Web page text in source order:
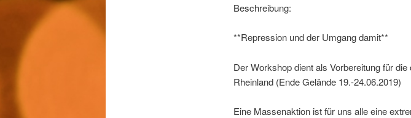
Beschreibung:
**Repression und der Umgang damit**
Der Workshop dient als Vorbereitung für
Rheinland (Ende Gelände 19.-24.06.2019)
Eine Massenaktion ist für uns alle eine